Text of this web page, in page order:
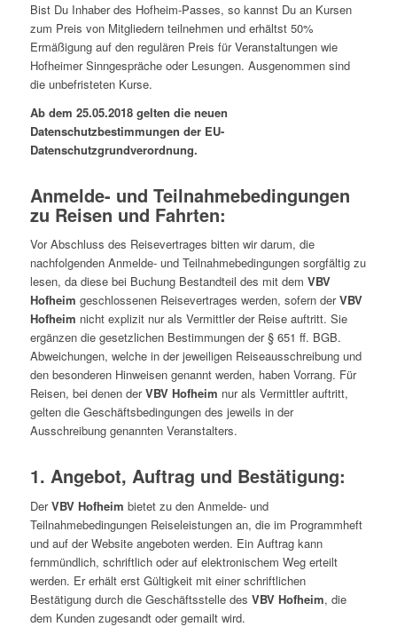
Bist Du Inhaber des Hofheim-Passes, so kannst Du an Kursen
zum Preis von Mitgliedern teilnehmen und erhältst 50%
Ermäßigung auf den regulären Preis für Veranstaltungen wie
Hofheimer Sinngespräche oder Lesungen. Ausgenommen sind
die unbefristeten Kurse.
Ab dem 25.05.2018 gelten die neuen
Datenschutzbestimmungen der EU-
Datenschutzgrundverordnung.
Anmelde- und Teilnahmebedingungen
zu Reisen und Fahrten:
Vor Abschluss des Reisevertrages bitten wir darum, die
nachfolgenden Anmelde- und Teilnahmebedingungen sorgfältig zu
lesen, da diese bei Buchung Bestandteil des mit dem VBV
Hofheim geschlossenen Reisevertrages werden, sofern derVBV
Hofheim nicht explizit nur als Vermittler der Reise auftritt. Sie
ergänzen die gesetzlichen Bestimmungen der § 651 ff. BGB.
Abweichungen, welche in der jeweiligen Reiseausschreibung und
den besonderen Hinweisen genannt werden, haben Vorrang. Für
Reisen, bei denen derVBV Hofheim nur als Vermittler auftritt,
gelten die Geschäftsbedingungen des jeweils in der
Ausschreibung genannten Veranstalters.
1. Angebot, Auftrag und Bestätigung:
DerVBV Hofheim bietet zu den Anmelde- und
Teilnahmebedingungen Reiseleistungen an, die im Programmheft
und auf der Website angeboten werden. Ein Auftrag kann
fernmündlich, schriftlich oder auf elektronischem Weg erteilt
werden. Er erhält erst Gültigkeit mit einer schriftlichen
Bestätigung durch die Geschäftsstelle des VBV Hofheim, die
dem Kunden zugesandt oder gemailt wird.